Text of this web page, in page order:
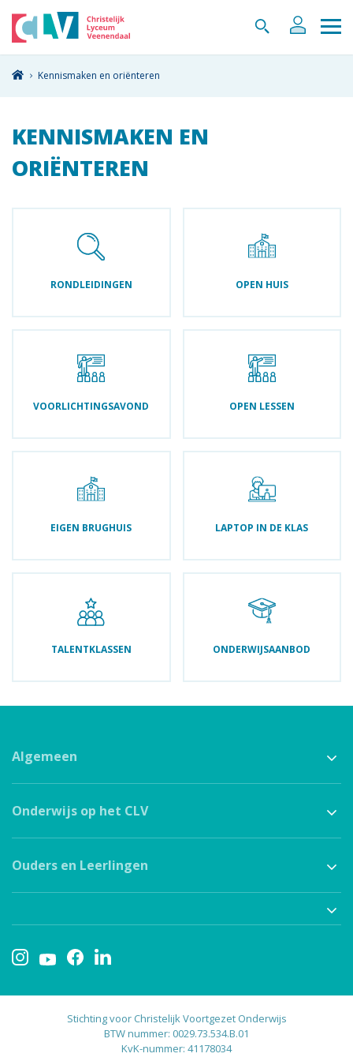
Kennismaken en oriënteren
KENNISMAKEN EN
ORIËNTEREN
RONDLEIDINGEN OPEN HUIS
VOORLICHTINGSAVOND OPEN LESSEN
EIGEN BRUGHUIS LAPTOP IN DE KLAS
TALENTKLASSEN ONDERWIJSAANBOD
Algemeen
Onderwijs op het CLV
Ouders en Leerlingen
Stichting voor Christelijk Voortgezet Onderwijs
BTW nummer: 0029.73.534.B.01
KvK-nummer: 41178034